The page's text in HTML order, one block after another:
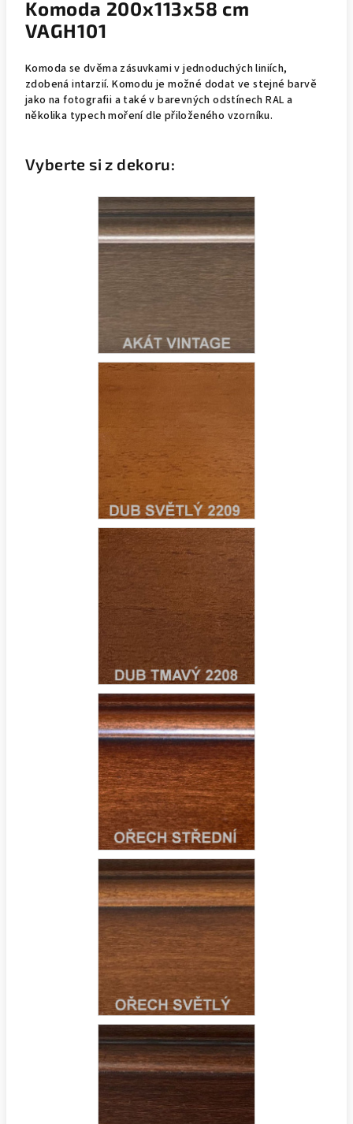
Komoda 200x113x58 cm
VAGH101
Komoda se dvěma zásuvkami v jednoduchých liniích,
zdobená intarzií. Komoduje možné dodat ve stejné barvě
jako na fotografii a také v barevných odstínech RAL a
několika typech moření dle přiloženého vzorníku.
Vyberte si z dekoru: